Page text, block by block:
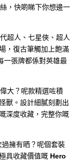
，快啲睇下你想邊一
超人、七星俠、超人
，復古筆觸加上飽滿
一張牌都係對英雄最
大？呢款精選咗積
獸。設計細膩刻劃出
深度收藏，完整你嘅
過擁有晒？呢個套裝
具收藏價值嘅 Hero